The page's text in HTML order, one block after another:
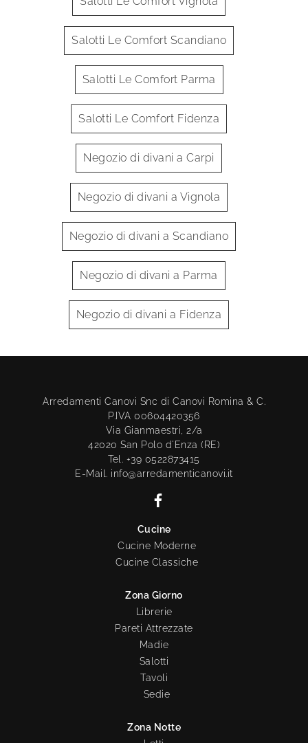
Salotti Le Comfort Scandiano
Salotti Le Comfort Parma
Salotti Le Comfort Fidenza
Negozio di divani a Carpi
Negozio di divani a Vignola
Negozio di divani a Scandiano
Negozio di divani a Parma
Negozio di divani a Fidenza
Arredamenti Canovi Snc di Canovi Romina & C.
P.IVA 00604420356
Via Gianmaestri, 2/a
42020 San Polo d'Enza (RE)
Tel. +39 0522873415
E-Mail. info@arredamenticanovi.it
Cucine
Cucine Moderne
Cucine Classiche
Zona Giorno
Librerie
Pareti Attrezzate
Madie
Salotti
Tavoli
Sedie
Zona Notte